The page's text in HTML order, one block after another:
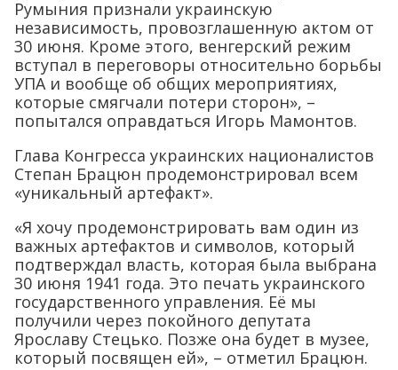
Румыния признали украинскую
независимость, провозглашенную актом от
30 июня. Кроме этого, венгерский режим
вступал в переговоры относительно борьбы
УПА и вообще об общих мероприятиях,
которые смягчали потери сторон», –
попытался оправдаться Игорь Мамонтов.
Глава Конгресса украинских националистов
Степан Брацюн продемонстрировал всем
«уникальный артефакт».
«Я хочу продемонстрировать вам один из
важных артефактов и символов, который
подтверждал власть, которая была выбрана
30 июня 1941 года. Это печать украинского
государственного управления. Её мы
получили через покойного депутата
Ярославу Стецько. Позже она будет в музее,
который посвящен ей», – отметил Брацюн.